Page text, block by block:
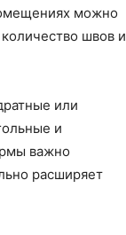
можно
швов и
или
и
важно
расширяет